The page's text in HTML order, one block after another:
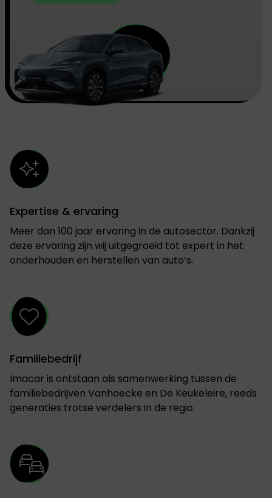
Expertise & ervaring
Meer dan 100 jaar ervaring in de autosector. Dankzij
deze ervaring zijn wij uitgegroeid tot expert in het
onderhouden en herstellen van auto’s.
Familiebedrijf
Imacar is ontstaan als samenwerking tussen de
familiebedrijven Vanhoecke en De Keukeleire, reeds
generaties trotse verdelers in de regio.